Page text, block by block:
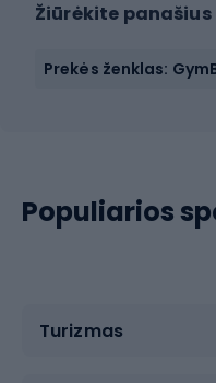
Žiūrėkite
Prekės ženklas:
Populiarios
Turizmas